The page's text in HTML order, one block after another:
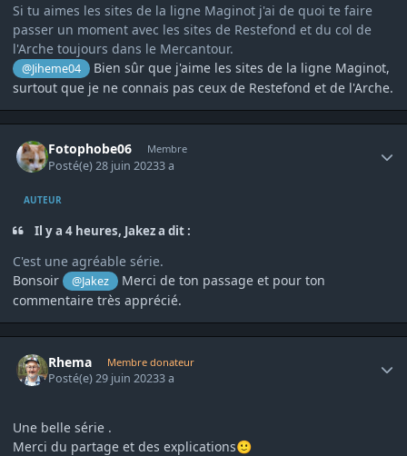
Si tu aimes les sites de la ligne Maginot j'ai de quoi te faire
passer un moment avec les sites de Restefond et du col de
l'Arche toujours dans le Mercantour.
@Jiheme04
Bien sûr que j'aime les sites de la ligne Maginot,
surtout que je ne connais pas ceux de Restefond et de l'Arche.
Fotophobe06 Membre
Posté(e)28 juin 20233 a
AUTEUR
Il y a 4 heures, Jakez a dit :
C'est une agréable série.
Bonsoir
@Jakez
Merci de ton passage et pour ton
commentaire très apprécié.
Rhema Membre donateur
Posté(e)29 juin 20233 a
Une belle série .
Merci du partage et des explications🙂